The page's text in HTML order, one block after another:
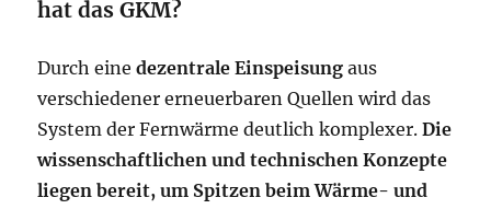
hat das GKM?
Durch einedezentrale Einspeisung aus
verschiedener erneuerbaren Quellen wird das
System der Fernwärme deutlich komplexer.Die
wissenschaftlichen und technischen Konzepte
liegen bereit, um Spitzen beim Wärme- und